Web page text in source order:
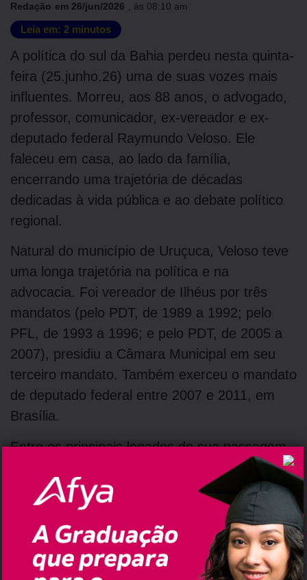
Redação em 26/jun/2026 , às 08:10 am
Leia em: 2 minutos
A política do sul da Bahia perdeu nesta quinta-
feira (25.junho.26) uma de suas vozes mais
influentes. Morreu, aos 88 anos, o advogado,
professor, comunicador, ex-vereador e ex-
deputado federal Raymundo Veloso. Ele
faleceu em casa, ao lado da família,
encerrando uma trajetória de décadas
dedicadas à vida pública e ao debate político
regional.
Natural do município de Uruçuca, Veloso teve
uma longa trajetória na política e na
advocacia. Foi vereador de Ilhéus por três
mandatos (pelo PDT, de 1989 a 1992; pelo
PFL, de 1993 a 1996; e pelo PDT, de 2005 a
2007), presidiu a Câmara Municipal em seu
terceiro mandato. Também exerceu o mandato
de deputado federal entre 2007 e 2011, em
Brasília.
Entre os principais legados de sua passagem
pela vida pública está a articulação para a
implantação do Instituto Federal da Bahia
(IFBA) em Ilhéus, iniciativa considerada
decisiva para a expansão da educação técnica
no sul do estado. Ao longo da carreira,
também se destacou pela defesa de projetos